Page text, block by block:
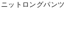
ットロングパンツ